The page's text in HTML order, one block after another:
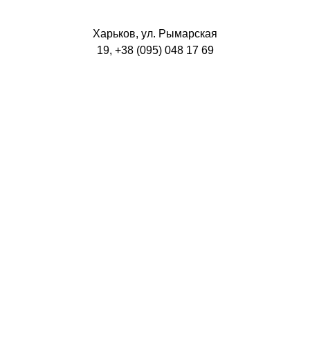
Харьков, ул. Рымарская
19, +38 (095) 048 17 69